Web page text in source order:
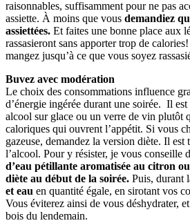
raisonnables, suffisamment pour ne pas
assiette. À moins que vous demandiez
assiettées. Et faites une bonne place aux
rassasieront sans apporter trop de
mangez jusqu’à ce que vous soyez
Buvez avec modération
Le choix des consommations influence
d’énergie ingérée durant une soirée. Il
alcool sur glace ou un verre de vin plutôt
caloriques qui ouvrent l’appétit. Si vous
gazeuse, demandez la version diète. Il est
l’alcool. Pour y résister, je vous conseille
d’eau pétillante aromatisée au citron
diète au début de la soirée. Puis, durant
et eau en quantité égale, en sirotant vos
Vous éviterez ainsi de vous déshydrater,
bois du lendemain.